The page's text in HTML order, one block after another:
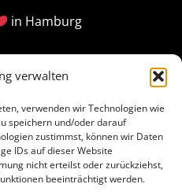
verwalten
verwenden wir Technologien wie
speichern und/oder darauf
zustimmst, können wir Daten
IDs auf dieser Website
nicht erteilst oder zurückziehst,
beeinträchtigt werden.
in Hamburg